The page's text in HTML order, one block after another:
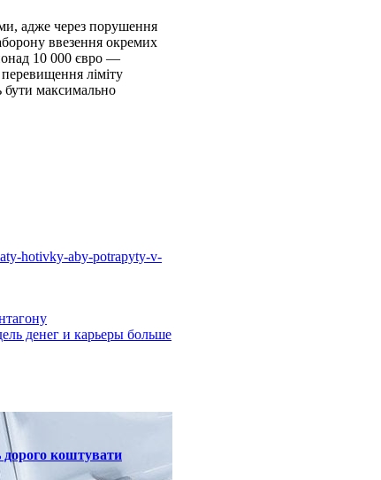
адже через порушення
ввезення окремих
10 000 євро —
ліміту
бути максимально
hotivky-aby-potrapyty-v-
денег и карьеры больше
коштувати